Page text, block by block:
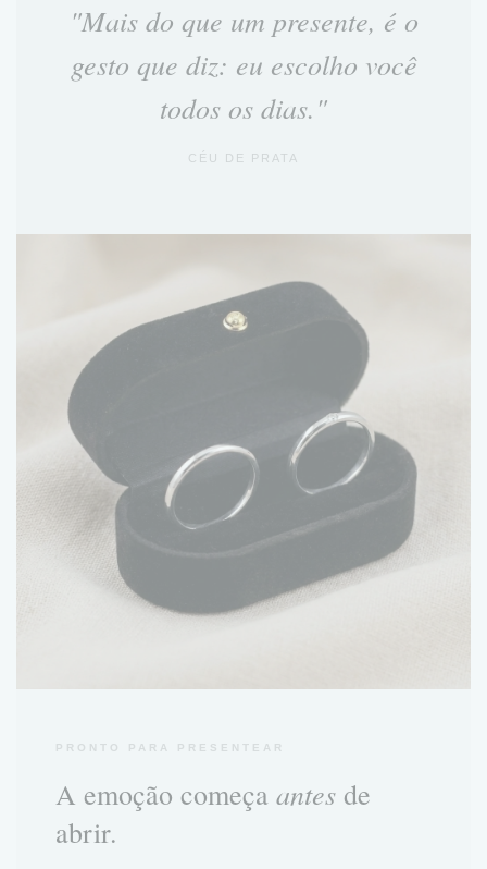
"Mais do que um presente, é o
gesto que diz: eu escolho você
todos os dias."
CÉU DE PRATA
PRONTO PARA PRESENTEAR
A emoção começa antes de
abrir.